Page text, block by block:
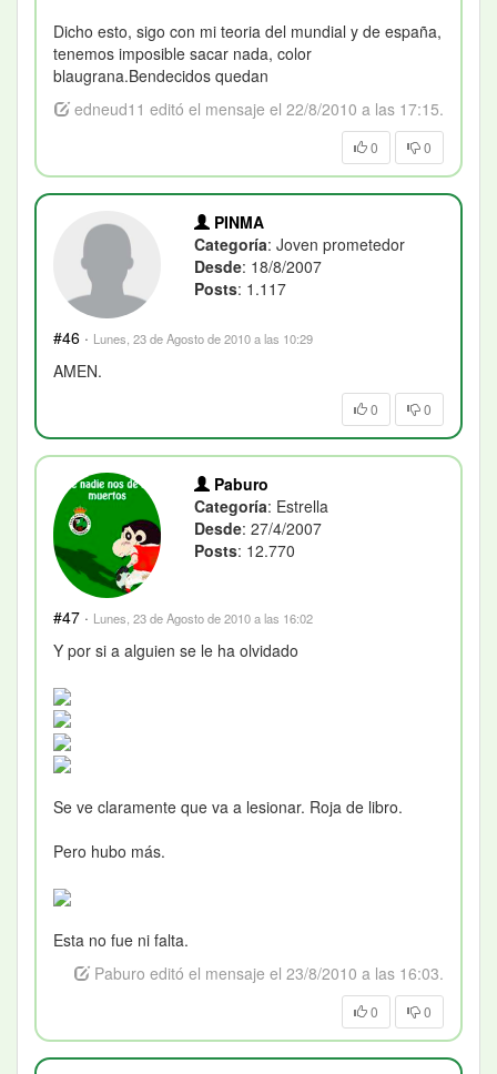
Dicho esto, sigo con mi teoria del mundial y de españa,
tenemos imposible sacar nada, color
blaugrana.Bendecidos quedan
edneud11 editó el mensaje el 22/8/2010 a las 17:15.
0 0
PINMA
Categoría: Joven prometedor
Desde: 18/8/2007
Posts: 1.117
#46 · Lunes, 23 de Agosto de 2010 a las 10:29
AMEN.
0 0
Paburo
Categoría: Estrella
Desde: 27/4/2007
Posts: 12.770
#47 · Lunes, 23 de Agosto de 2010 a las 16:02
Y por si a alguien se le ha olvidado
Se ve claramente que va a lesionar. Roja de libro.
Pero hubo más.
Esta no fue ni falta.
Paburo editó el mensaje el 23/8/2010 a las 16:03.
0 0